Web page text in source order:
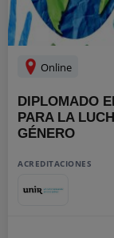
Online
DIPLOMADO
PARA LA
GÉNERO
ACREDITACIONES